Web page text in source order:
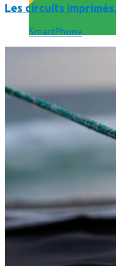
Les circuits
SmartPhone